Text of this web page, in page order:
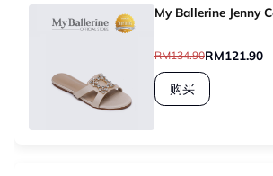
My Ballerine Jenny
RM134.90RM121.90
购买